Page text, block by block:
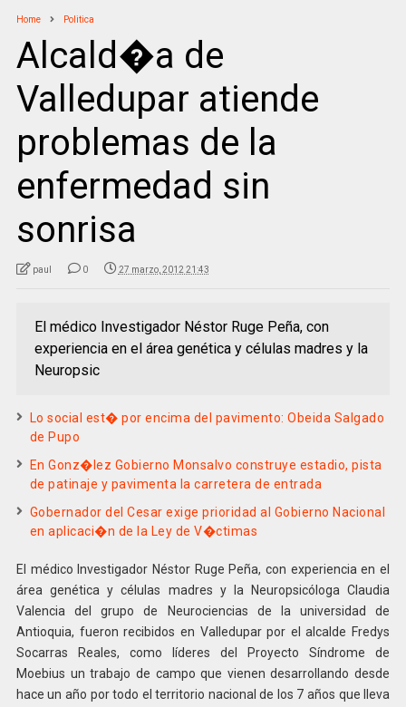
Home Politica
Alcald�a de
Valledupar atiende
problemas de la
enfermedad sin
sonrisa
paul 0 27 marzo, 2012 21:43
El médico Investigador Néstor Ruge Peña, con
experiencia en el área genética y células madres y la
Neuropsic
Lo social est� por encima del pavimento: Obeida Salgado
de Pupo
En Gonz�lez Gobierno Monsalvo construye estadio, pista
de patinaje y pavimenta la carretera de entrada
Gobernador del Cesar exige prioridad al Gobierno Nacional
en aplicaci�n de la Ley de V�ctimas
El médico Investigador Néstor Ruge Peña, con experiencia en el
área genética y células madres y la Neuropsicóloga Claudia
Valencia del grupo de Neurociencias de la universidad de
Antioquia, fueron recibidos en Valledupar por el alcalde Fredys
Socarras Reales, como líderes del Proyecto Síndrome de
Moebius un trabajo de campo que vienen desarrollando desde
hace un año por todo el territorio nacional de los 7 años que lleva